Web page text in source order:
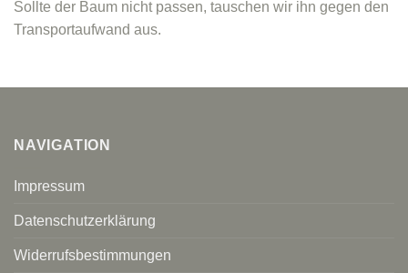
Sollte der Baum nicht passen, tauschen wir ihn gegen den
Transportaufwand aus.
NAVIGATION
Impressum
Datenschutzerklärung
Widerrufsbestimmungen